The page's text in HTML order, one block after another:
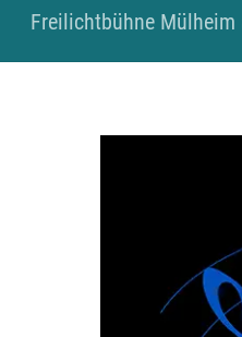
content
Freilichtbühne Mülheim